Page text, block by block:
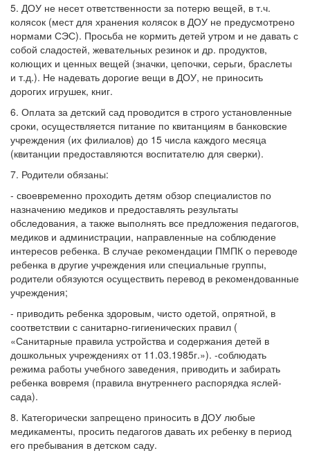
5. ДОУ не несет ответственности за потерю вещей, в т.ч.
колясок (мест для хранения колясок в ДОУ не предусмотрено
нормами СЭС). Просьба не кормить детей утром и не давать с
собой сладостей, жевательных резинок и др. продуктов,
колющих и ценных вещей (значки, цепочки, серьги, браслеты
и т.д.). Не надевать дорогие вещи в ДОУ, не приносить
дорогих игрушек, книг.
6. Оплата за детский сад проводится в строго установленные
сроки, осуществляется питание по квитанциям в банковские
учреждения (их филиалов) до 15 числа каждого месяца
(квитанции предоставляются воспитателю для сверки).
7. Родители обязаны:
- своевременно проходить детям обзор специалистов по
назначению медиков и предоставлять результаты
обследования, а также выполнять все предложения педагогов,
медиков и администрации, направленные на соблюдение
интересов ребенка. В случае рекомендации ПМПК о переводе
ребенка в другие учреждения или специальные группы,
родители обязуются осуществить перевод в рекомендованные
учреждения;
- приводить ребенка здоровым, чисто одетой, опрятной, в
соответствии с санитарно-гигиенических правил (
«Санитарные правила устройства и содержания детей в
дошкольных учреждениях от 11.03.1985г.»). -соблюдать
режима работы учебного заведения, приводить и забирать
ребенка вовремя (правила внутреннего распорядка яслей-
сада).
8. Категорически запрещено приносить в ДОУ любые
медикаменты, просить педагогов давать их ребенку в период
его пребывания в детском саду.